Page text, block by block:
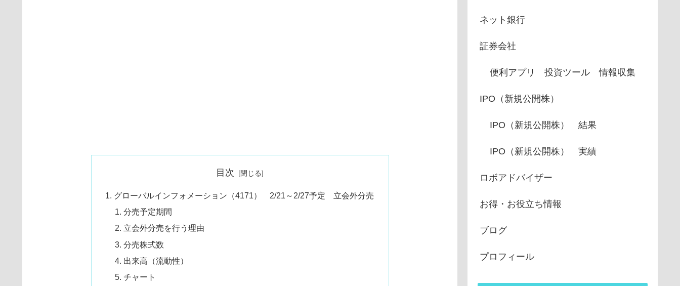
目次
グローバルインフォメーション（4171） 2/21～2/27予定 立会外分売
分売予定期間
立会外分売を行う理由
分売株式数
出来高（流動性）
チャート
ネット銀行
証券会社
便利アプリ 投資ツール 情報収集
IPO（新規公開株）
IPO（新規公開株） 結果
IPO（新規公開株） 実績
ロボアドバイザー
お得・お役立ち情報
ブログ
プロフィール